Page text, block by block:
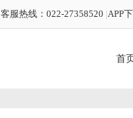
客服热线：022-27358520 |APP
首